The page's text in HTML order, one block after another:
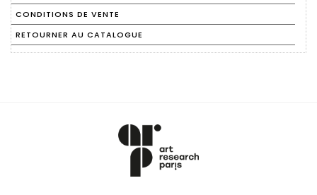
CONDITIONS DE VENTE
RETOURNER AU CATALOGUE